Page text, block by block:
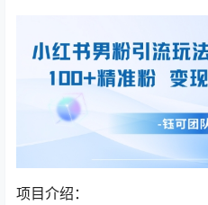
项目介绍：